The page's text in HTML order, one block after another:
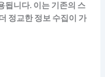
됩니다. 이는 기존의 스
정교한 정보 수집이 가